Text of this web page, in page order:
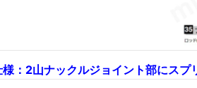
：2山ナックルジョイント部にスプ